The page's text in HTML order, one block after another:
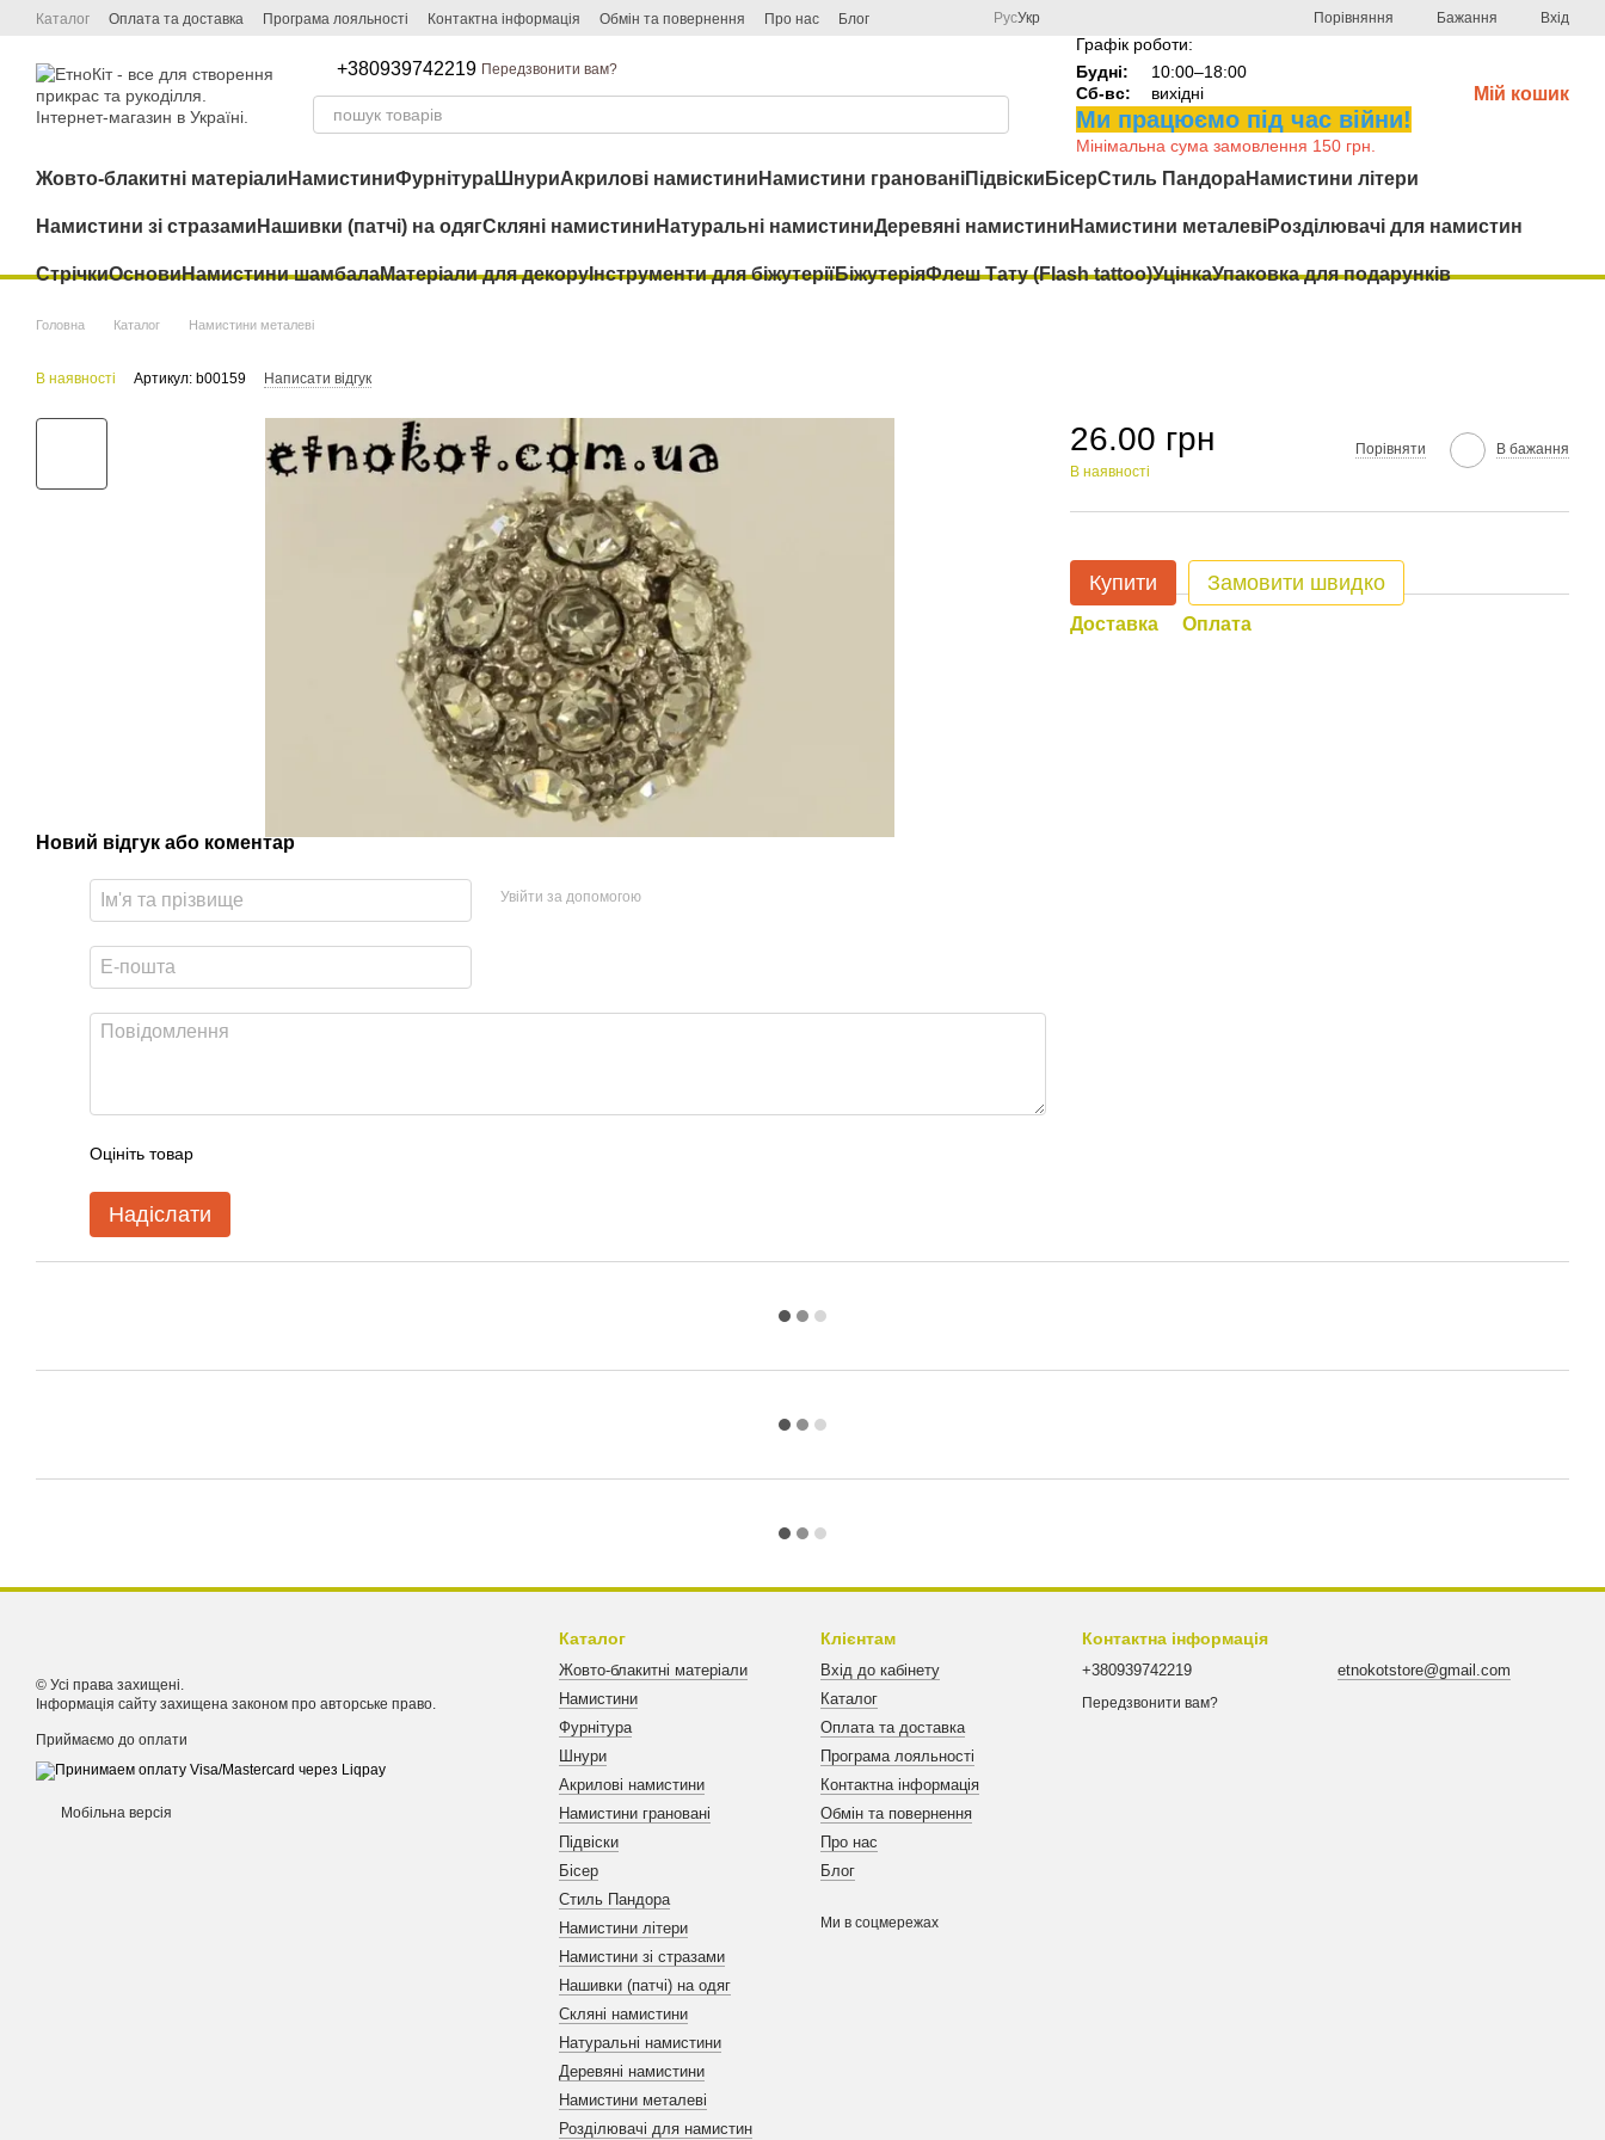
Перейти до основного контенту
Каталог Оплата та доставка Програма лояльності Контактна інформація Обмін та повернення Про нас Блог РусУкр Порівняння Бажання Вхід
+380939742219 Передзвонити вам?
Графік роботи:
Будні:
10:00–18:00
Сб-вс:
вихідні
Ми працюємо під час війни!
Мінімальна сума замовлення 150 грн.
Мій кошик
Жовто-блакитні матеріали НамистиниФурнітураШнуриАкрилові намистини Намистини гранованіПідвіски БісерСтиль ПандораНамистини літери
Намистини зі стразами Нашивки (патчі) на одягСкляні намистини Натуральні намистиниДеревяні намистини Намистини металевіРозділювачі для намистин
СтрічкиОсновиНамистини шамбалаМатеріали для декоруІнструменти для біжутеріїБіжутеріяФлеш Тату (Flash tattoo)УцінкаУпаковка для подарунків
Головна Каталог Намистини металеві
В наявності Артикул: b00159 Написати відгук
Новий відгук або коментар
Увійти за допомогою
Оцініть товар
Надіслати
26.00 грн
В наявності
Порівняти В бажання
Купити Замовити швидко
Доставка Оплата
© Усі права захищені.
Інформація сайту захищена законом про авторське право.
Приймаємо до оплати
Мобільна версія
Каталог
Жовто-блакитні матеріали
Намистини
Фурнітура
Шнури
Акрилові намистини
Намистини грановані
Підвіски
Бісер
Стиль Пандора
Намистини літери
Намистини зі стразами
Нашивки (патчі) на одяг
Скляні намистини
Натуральні намистини
Деревяні намистини
Намистини металеві
Розділювачі для намистин
Клієнтам
Вхід до кабінету
Каталог
Оплата та доставка
Програма лояльності
Контактна інформація
Обмін та повернення
Про нас
Блог
Ми в соцмережах
Контактна інформація
+380939742219
Передзвонити вам?
etnokotstore@gmail.com